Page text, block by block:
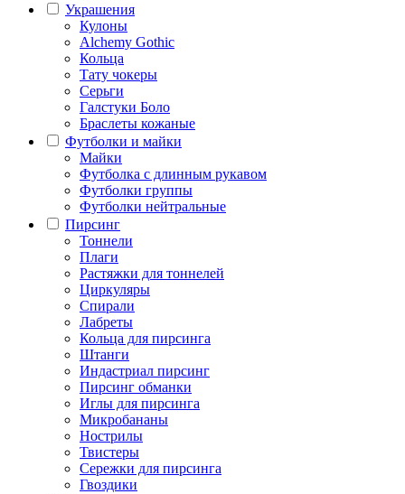
Украшения
Кулоны
Alchemy Gothic
Кольца
Тату чокеры
Серьги
Галстуки Боло
Браслеты кожаные
Футболки и майки
Майки
Футболка с длинным рукавом
Футболки группы
Футболки нейтральные
Пирсинг
Тоннели
Плаги
Растяжки для тоннелей
Циркуляры
Спирали
Лабреты
Кольца для пирсинга
Штанги
Индастриал пирсинг
Пирсинг обманки
Иглы для пирсинга
Микробананы
Нострилы
Твистеры
Сережки для пирсинга
Гвоздики